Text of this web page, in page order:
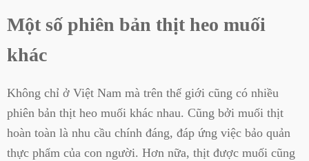
Một số phiên bản thịt heo muối
khác
Không chỉ ở Việt Nam mà trên thế giới cũng có nhiều
phiên bản thịt heo muối khác nhau. Cũng bởi muối thịt
hoàn toàn là nhu cầu chính đáng, đáp ứng việc bảo quản
thực phẩm của con người. Hơn nữa, thịt được muối cũng